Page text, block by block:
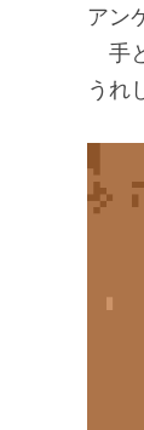
アン
手
うれ